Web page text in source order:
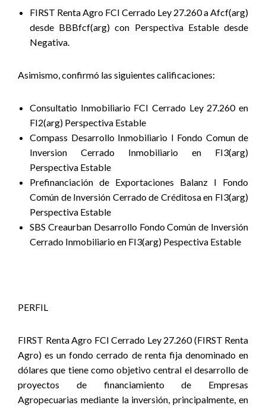
FIRST Renta Agro FCI Cerrado Ley 27.260 a Afcf(arg)
desde BBBfcf(arg) con Perspectiva Estable desde
Negativa.
Asimismo, confirmó las siguientes calificaciones:
Consultatio Inmobiliario FCI Cerrado Ley 27.260 en
FI2(arg) Perspectiva Estable
Compass Desarrollo Inmobiliario I Fondo Comun de
Inversion Cerrado Inmobiliario en FI3(arg)
Perspectiva Estable
Prefinanciación de Exportaciones Balanz I Fondo
Común de Inversión Cerrado de Créditosa en FI3(arg)
Perspectiva Estable
SBS Creaurban Desarrollo Fondo Común de Inversión
Cerrado Inmobiliario en FI3(arg) Pespectiva Estable
PERFIL
FIRST Renta Agro FCI Cerrado Ley 27.260 (FIRST Renta
Agro) es un fondo cerrado de renta fija denominado en
dólares que tiene como objetivo central el desarrollo de
proyectos de financiamiento de Empresas
Agropecuarias mediante la inversión, principalmente, en